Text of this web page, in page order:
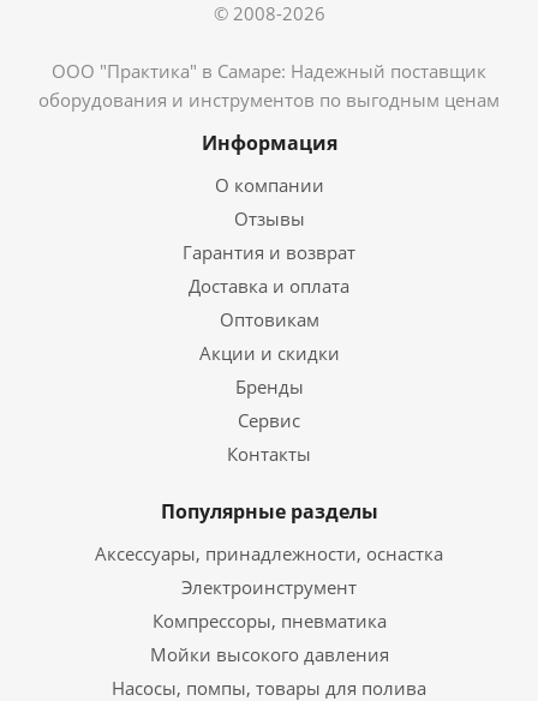
© 2008-2026
ООО "Практика" в Самаре: Надежный поставщик
оборудования и инструментов по выгодным ценам
Информация
О компании
Отзывы
Гарантия и возврат
Доставка и оплата
Оптовикам
Акции и скидки
Бренды
Сервис
Контакты
Популярные разделы
Аксессуары, принадлежности, оснастка
Электроинструмент
Компрессоры, пневматика
Мойки высокого давления
Насосы, помпы, товары для полива